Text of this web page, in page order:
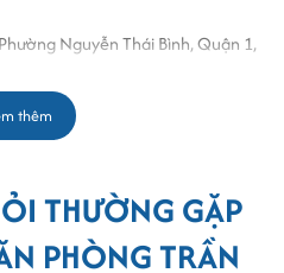
Nguyễn Thái Bình, Quận 1,
LIMITED (HỒNG KÔNG) TẠI
Gấm, Quận 1, TP Hồ Chí Minh
thêm
THƯỜNG GẶP
PHÒNG TRẦN